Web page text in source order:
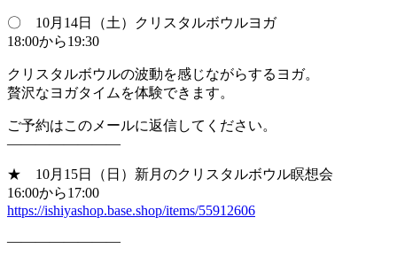
〇 10月14日（土）クリスタルボウルヨガ
18:00から19:30
クリスタルボウルの波動を感じながらするヨガ。
贅沢なヨガタイムを体験できます。
ご予約はこのメールに返信してください。
————————
★ 10月15日（日）新月のクリスタルボウル瞑想会
16:00から17:00
https://ishiyashop.base.shop/items/55912606
————————